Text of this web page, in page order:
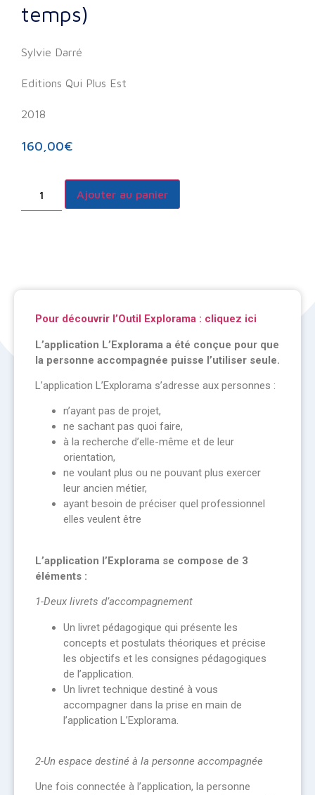
temps)
Sylvie Darré
Editions Qui Plus Est
2018
160,00€
Ajouter au panier
Pour découvrir l’Outil Explorama : cliquez ici
L’application L’Explorama a été conçue pour que
la personne accompagnée puisse l’utiliser seule.
L’application L’Explorama s’adresse aux personnes :
n’ayant pas de projet,
ne sachant pas quoi faire,
à la recherche d’elle-même et de leur
orientation,
ne voulant plus ou ne pouvant plus exercer
leur ancien métier,
ayant besoin de préciser quel professionnel
elles veulent être
L’application l’Explorama se compose de 3
éléments :
1-Deux livrets d’accompagnement
Un livret pédagogique qui présente les
concepts et postulats théoriques et précise
les objectifs et les consignes pédagogiques
de l’application.
Un livret technique destiné à vous
accompagner dans la prise en main de
l’application L’Explorama.
2-Un espace destiné à la personne accompagnée
Une fois connectée à l’application, la personne